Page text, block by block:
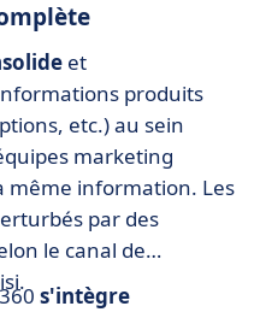
et
produits
etc.) au sein
marketing
même information. Les
par des
le canal de
s'intègre